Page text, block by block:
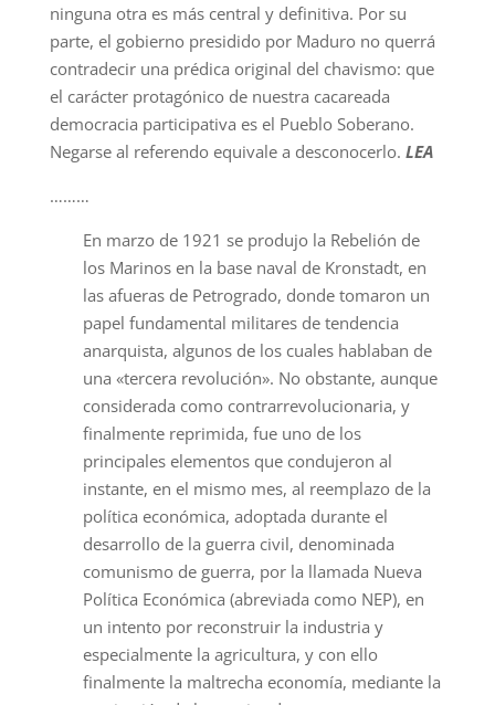
ninguna otra es más central y definitiva. Por su
parte, el gobierno presidido por Maduro no querrá
contradecir una prédica original del chavismo: que
el carácter protagónico de nuestra cacareada
democracia participativa es el Pueblo Soberano.
Negarse al referendo equivale a desconocerlo. LEA
………
En marzo de 1921 se produjo la Rebelión de
los Marinos en la base naval de Kronstadt, en
las afueras de Petrogrado, donde tomaron un
papel fundamental militares de tendencia
anarquista, algunos de los cuales hablaban de
una «tercera revolución». No obstante, aunque
considerada como contrarrevolucionaria, y
finalmente reprimida, fue uno de los
principales elementos que condujeron al
instante, en el mismo mes, al reemplazo de la
política económica, adoptada durante el
desarrollo de la guerra civil, denominada
comunismo de guerra, por la llamada Nueva
Política Económica (abreviada como NEP), en
un intento por reconstruir la industria y
especialmente la agricultura, y con ello
finalmente la maltrecha economía, mediante la